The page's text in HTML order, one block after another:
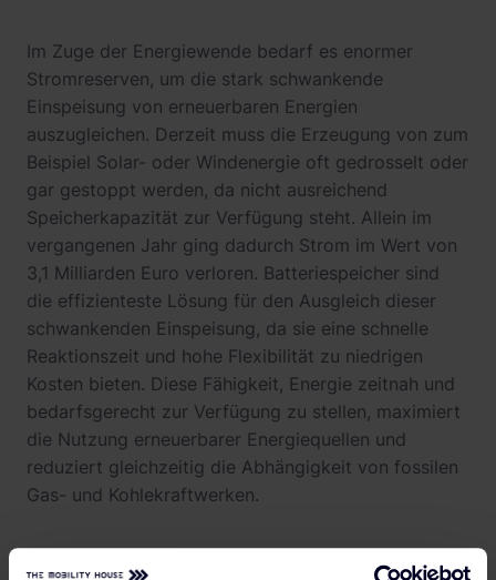
Im Zuge der Energiewende bedarf es enormer
Stromreserven, um die stark schwankende
Einspeisung von erneuerbaren Energien
auszugleichen. Derzeit muss die Erzeugung von zum
Beispiel Solar- oder Windenergie oft gedrosselt oder
gar gestoppt werden, da nicht ausreichend
Speicherkapazität zur Verfügung steht. Allein im
vergangenen Jahr ging dadurch Strom im Wert von
3,1 Milliarden Euro verloren. Batteriespeicher sind
die effizienteste Lösung für den Ausgleich dieser
schwankenden Einspeisung, da sie eine schnelle
Reaktionszeit und hohe Flexibilität zu niedrigen
Kosten bieten. Diese Fähigkeit, Energie zeitnah und
bedarfsgerecht zur Verfügung zu stellen, maximiert
die Nutzung erneuerbarer Energiequellen und
reduziert gleichzeitig die Abhängigkeit von fossilen
Gas- und Kohlekraftwerken.